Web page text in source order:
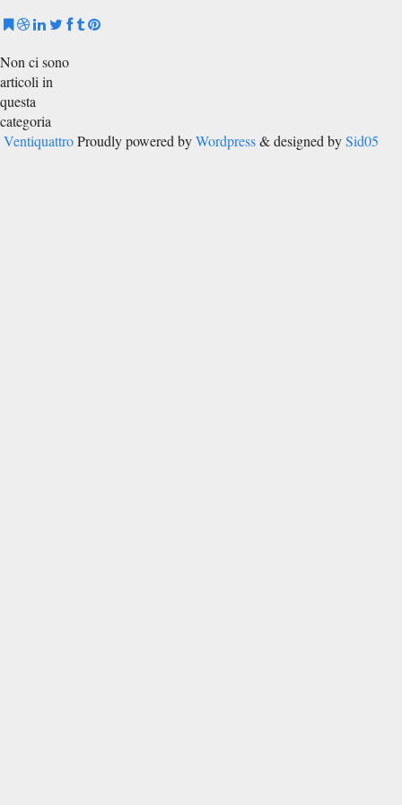
Non ci sono
articoli in
questa
categoria
Ventiquattro Proudly powered byWordpress& designed bySid05